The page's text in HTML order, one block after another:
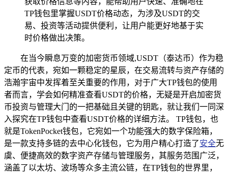
TP钱包里掌握USDT价格动态，为涉及USDT的交
易、投资等活动提供便利，让用户能更好地基于实
时价格做出决策。
在当今瞬息万变的加密货币领域,USDT（泰达币）作为稳
定币的代表，宛如一颗稳定的星辰，在交易流转与资产存储的
浩瀚宇宙中发挥着至关重要的作用，对于广大TP钱包的使用
者而言，学会如何精准查看USDT的价格，无疑是开启加密货
币投资与管理大门的一把基础且关键的钥匙，就让我们一同深
入探究在TP钱包中查看USDT价格的详细方法。 TP钱包，也
就是TokenPocket钱包，它宛如一个功能强大的数字保险箱，
是一款支持多链的去中心化钱包，它为用户精心打造了安全无
虞、便捷高效的数字资产存储与管理服务，其服务范围广泛，
涵盖了以太坊、波场等众多主流公链，在TP钱包的世界里，